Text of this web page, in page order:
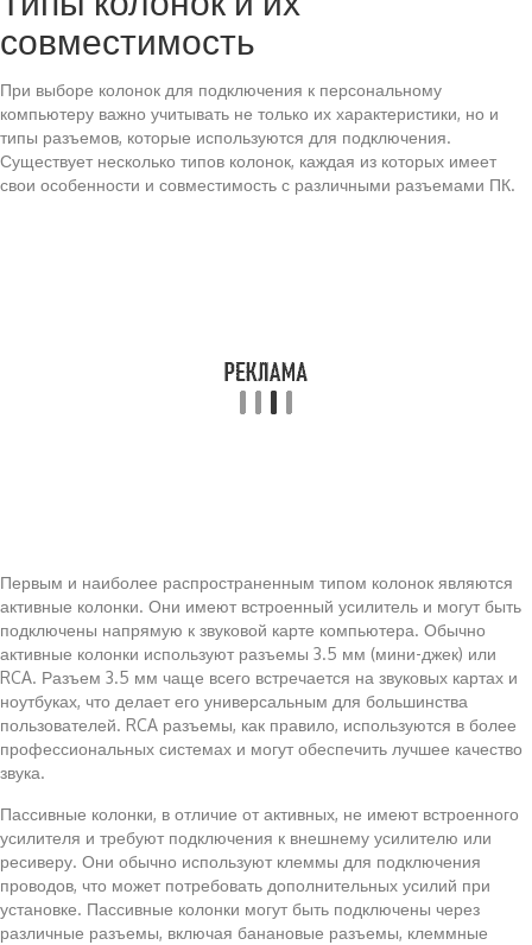
совместимость
При выборе колонок для подключения к персональному
компьютеру важно учитывать не только их характеристики, но и
типы разъемов, которые используются для подключения.
Существует несколько типов колонок, каждая из которых имеет
свои особенности и совместимость с различными разъемами ПК.
Первым и наиболее распространенным типом колонок являются
активные колонки. Они имеют встроенный усилитель и могут быть
подключены напрямую к звуковой карте компьютера. Обычно
активные колонки используют разъемы 3.5 мм (мини-джек) или
RCA. Разъем 3.5 мм чаще всего встречается на звуковых картах и
ноутбуках, что делает его универсальным для большинства
пользователей. RCA разъемы, как правило, используются в более
профессиональных системах и могут обеспечить лучшее качество
звука.
Пассивные колонки, в отличие от активных, не имеют встроенного
усилителя и требуют подключения к внешнему усилителю или
ресиверу. Они обычно используют клеммы для подключения
проводов, что может потребовать дополнительных усилий при
установке. Пассивные колонки могут быть подключены через
различные разъемы, включая банановые разъемы, клеммные